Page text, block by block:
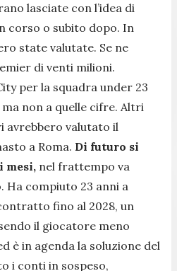
lasciate con l’idea di
corso o subito dopo. In
state valutate. Se ne
di venti milioni.
per la squadra under 23
non a quelle cifre. Altri
avrebbero valutato il
a Roma. Di futuro si
mesi, nel frattempo va
Ha compiuto 23 anni a
fino al 2028, un
il giocatore meno
è in agenda la soluzione del
i conti in sospeso,